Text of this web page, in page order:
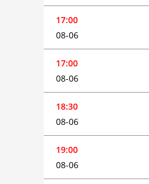
17:00
08-06
17:00
08-06
18:30
08-06
19:00
08-06